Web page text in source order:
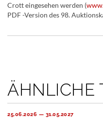
Crott eingesehen werden (
PDF -Version des 98.
ÄHNLICHE
25.06.2026 — 31.05.2027